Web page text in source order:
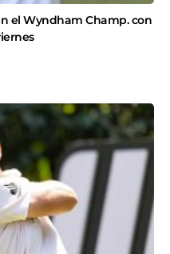
el Wyndham Champ. con